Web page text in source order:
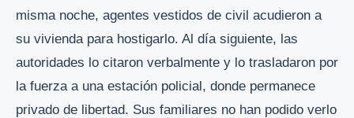
misma noche, agentes vestidos de civil acudieron a
su vivienda para hostigarlo. Al día siguiente, las
autoridades lo citaron verbalmente y lo trasladaron por
la fuerza a una estación policial, donde permanece
privado de libertad. Sus familiares no han podido verlo